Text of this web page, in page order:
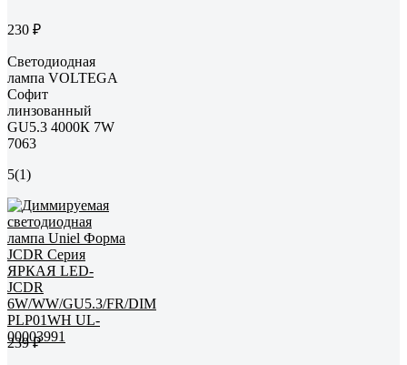
230 ₽
Светодиодная
лампа VOLTEGA
Софит
линзованный
GU5.3 4000К 7W
7063
5(1)
239 ₽